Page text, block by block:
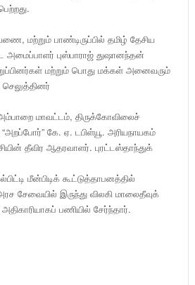
மற்றும் பாண்டிருப்பில் தமிழ் தேசிய
புஸ்பாராஜ் துஷானந்தன்
மற்றும் பொது மக்கள் அனைவரும்
அம்பாறை மாவட்டம், திருக்கோவிலைச்
கே. ஏ. டபிள்யூ. அரியநாயகம்
தீவிர ஆதரவாளர். புரட்டஸ்தாந்துக்
மீன்பிடிக் கூட்டுத்தாபனத்தில்
சேவையில் இருந்து விலகி மாலைதீவுக்
பணியில் சேர்ந்தார்.